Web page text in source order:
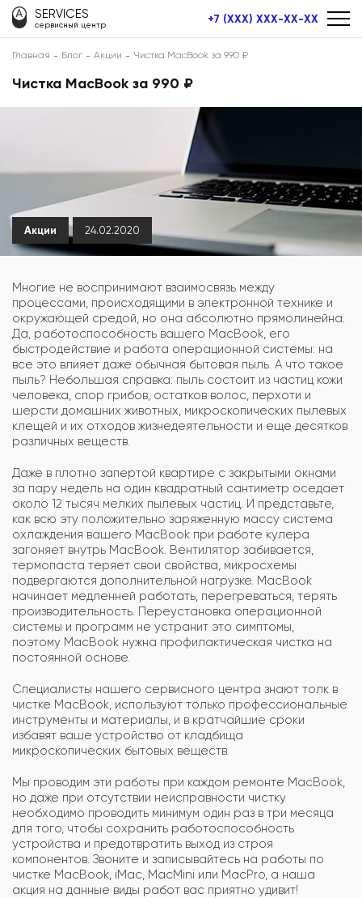
SERVICES
сервисный центр +7 (XXX) XXX-XX-XX
Главная Блог Акции Чистка MacBook за 990 ₽
Чистка MacBook за 990 ₽
Акции 24.02.2020
Многие не воспринимают взаимосвязь между
процессами, происходящими в электронной технике и
окружающей средой, но она абсолютно прямолинейна.
Да, работоспособность вашего MacBook, его
быстродействие и работа операционной системы: на
все это влияет даже обычная бытовая пыль. А что такое
пыль? Небольшая справка: пыль состоит из частиц кожи
человека, спор грибов, остатков волос, перхоти и
шерсти домашних животных, микроскопических пылевых
клещей и их отходов жизнедеятельности и еще десятков
различных веществ.
Даже в плотно запертой квартире с закрытыми окнами
за пару недель на один квадратный сантиметр оседает
около 12 тысяч мелких пылевых частиц. И представьте,
как всю эту положительно заряженную массу система
охлаждения вашего MacBook при работе кулера
загоняет внутрь MacBook. Вентилятор забивается,
термопаста теряет свои свойства, микросхемы
подвергаются дополнительной нагрузке. MacBook
начинает медленней работать, перегреваться, терять
производительность. Переустановка операционной
системы и программ не устранит это симптомы,
поэтому MacBook нужна профилактическая чистка на
постоянной основе.
Специалисты нашего сервисного центра знают толк в
чистке MacBook, используют только профессиональные
инструменты и материалы, и в кратчайшие сроки
избавят ваше устройство от кладбища
микроскопических бытовых веществ.
Мы проводим эти работы при каждом ремонте MacBook,
но даже при отсутствии неисправности чистку
необходимо проводить минимум один раз в три месяца
для того, чтобы сохранить работоспособность
устройства и предотвратить выход из строя
компонентов. Звоните и записывайтесь на работы по
чистке MacBook, iMac, MacMini или MacPro, а наша
акция на данные виды работ вас приятно удивит!